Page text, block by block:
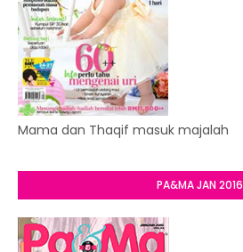
Mama dan Thaqif masuk majalah
PA&MA JAN 2016